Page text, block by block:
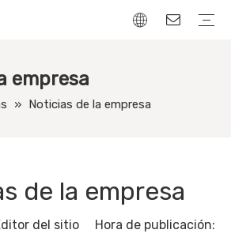
empresa
» Noticias de la empresa
de la empresa
del sitio Hora de publicación: